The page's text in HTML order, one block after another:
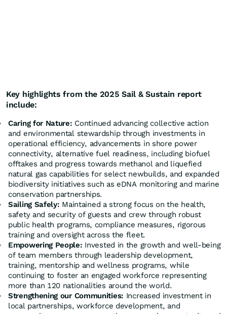
Key highlights from the 2025 Sail & Sustain report
include:
Caring for Nature: Continued advancing collective action
and environmental stewardship through investments in
operational efficiency, advancements in shore power
connectivity, alternative fuel readiness, including biofuel
offtakes and progress towards methanol and liquefied
natural gas capabilities for select newbuilds, and expanded
biodiversity initiatives such as eDNA monitoring and marine
conservation partnerships.
Sailing Safely: Maintained a strong focus on the health,
safety and security of guests and crew through robust
public health programs, compliance measures, rigorous
training and oversight across the fleet.
Empowering People: Invested in the growth and well-being
of team members through leadership development,
training, mentorship and wellness programs, while
continuing to foster an engaged workforce representing
more than 120 nationalities around the world.
Strengthening our Communities: Increased investment in
local partnerships, workforce development, and